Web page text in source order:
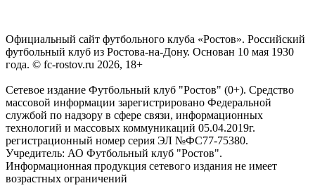
Официальный сайт футбольного клуба «Ростов». Российский
футбольный клуб из Ростова-на-Дону. Основан 10 мая 1930
года. © fc-rostov.ru 2026, 18+
Сетевое издание Футбольный клуб "Ростов" (0+). Средство
массовой информации зарегистрировано Федеральной
службой по надзору в сфере связи, информационных
технологий и массовых коммуникаций 05.04.2019г.
регистрационный номер серия ЭЛ №ФС77-75380.
Учредитель: АО Футбольный клуб "Ростов".
Информационная продукция сетевого издания не имеет
возрастных ограничений